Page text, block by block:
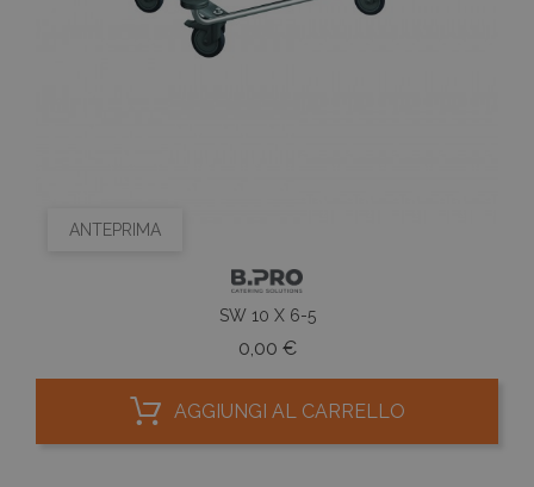
ANTEPRIMA
SW 10 X 6-5
0,00 €Prezzo
AGGIUNGI AL CARRELLO